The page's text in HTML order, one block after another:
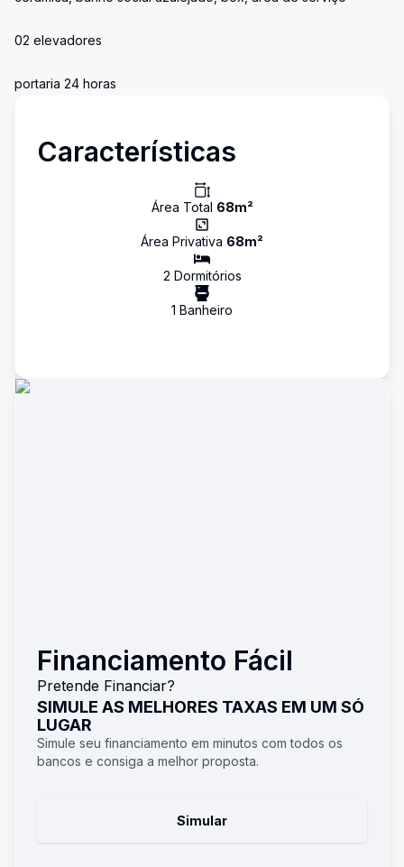
02 elevadores
portaria 24 horas
Características
Área Total 68m²
Área Privativa 68m²
2 Dormitórios
1 Banheiro
Financiamento Fácil
Pretende Financiar?
SIMULE AS MELHORES TAXAS EM UM SÓ
LUGAR
Simule seu financiamento em minutos com todos os
bancos e consiga a melhor proposta.
Simular